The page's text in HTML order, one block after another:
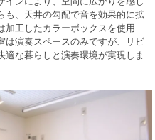
も、天井の勾配で音を効果的に拡
加工したカラーボックスを使用
は演奏スペースのみですが、リビ
適な暮らしと演奏環境が実現しま